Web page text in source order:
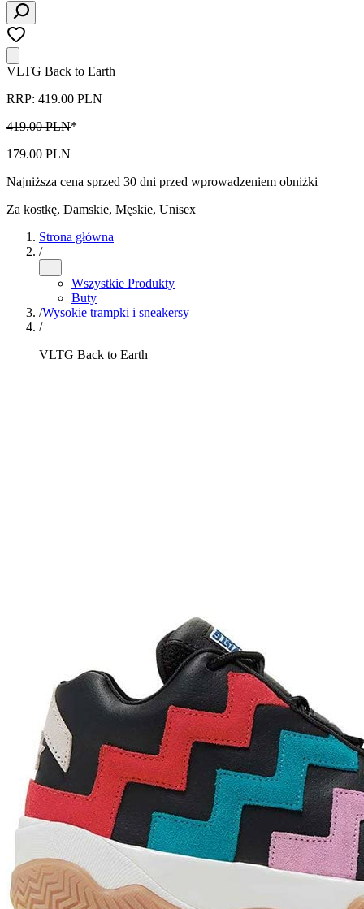
VLTG Back to Earth
RRP: 419.00 PLN
419.00 PLN*
179.00 PLN
Najniższa cena sprzed 30 dni przed wprowadzeniem obniżki
Za kostkę, Damskie, Męskie, Unisex
Strona główna
/
...
Wszystkie Produkty
Buty
/Wysokie trampki i sneakersy
/
VLTG Back to Earth